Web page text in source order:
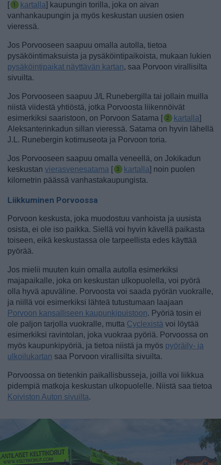
[
kartalla] kaupungin torilla, joka on aivan
vanhankaupungin ja myös keskustan uusien osien
vieressä.
Jos Porvooseen saapuu omalla autolla, tietoa
pysäköintimaksuista ja pysäköintipaikoista, mukaan lukien
pysäköintipaikat näyttävän kartan, saa Porvoon virallisilta
sivuilta.
Jos Porvooseen saapuu J/L Runebergilla tai jollain muilla
niistä viidestä yhtiöstä, jotka Porvoosta liikennöivät
esimerkiksi saaristoon, on Porvoon Satama [
kartalla]
Aleksanterinkadun sillan vieressä. Satama on hyvin lähellä
J.L. Runebergin kotimuseota ja Porvoon toria.
Jos Porvooseen saapuu omalla veneellä, on Jokikadun
keskustan vierasvenesatama [ kartalla] noin puolen
kilometrin päässä vanhastakaupungista.
Liikkuminen Porvoossa
Porvoon keskusta, joka muodostuu vanhoista ja uusista
osista, ei ole iso paikka. Siellä voi hyvin kävellä paikasta
toiseen, eikä keskustassa ole tarpeellista edes käyttää
pyörää.
Jos mielii muuten kuin omalla autolla esimerkiksi
majapaikalle, joka on keskustan ulkopuolella, voi pyörä
olla hyvä apuväline. Porvoosta voi saada pyörän vuokralle,
ja niillä voi esimerkiksi lähteä tutustumaan laajaan
Porvoon kansalliseen kaupunkipuistoon. Pyöriä tosin ei
ole paljon tarjolla vuokralle, mutta Cyclexistä voi löytää
esimerkiksi ravintolan, joka vuokraa pyöriä. Porvoossa on
myös kaupunkipyöriä, ja tietoa niistä ja myös pyöräily- ja
ulkoilukartan saa Porvoon virallisilta sivuilta.
Porvoossa on tietenkin paikallisbusseja, joilla voi liikkua
pidempiä matkoja keskustan ulkopuolelle. Niistä saa tietoa
Koiviston Auton sivuilta.